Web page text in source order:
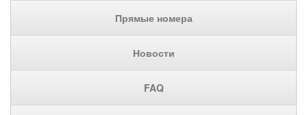
Прямые номера
Новости
FAQ